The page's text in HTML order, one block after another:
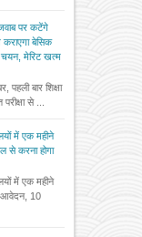
पर कटेंगे
कराएगा बेसिक
चयन, मेरिट खत्म
बार शिक्षा
से ...
में एक महीने
से करना होगा
में एक महीने
आवेदन, 10